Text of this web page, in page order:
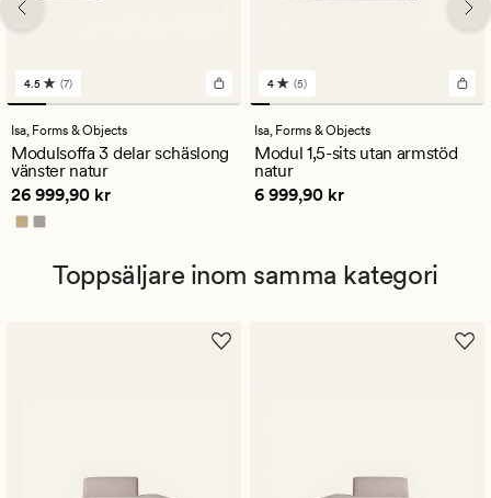
7
omdömen
med
ett
genomsnittligt
betyg
på
4.5
4.5 (7)
Isa, Forms & Objects
Modulsoffa 3 delar schäslong
vänster natur
Pris 26 999,90 kr
26 999,90 kr
5
omdömen
med
ett
genomsnittligt
betyg
på
4 (5)
Isa, Forms & Objects
Modul 1,5-sits utan armstöd
natur
Pris 6 999,90 kr
6 999,90 kr
Toppsäljare inom samma kategori